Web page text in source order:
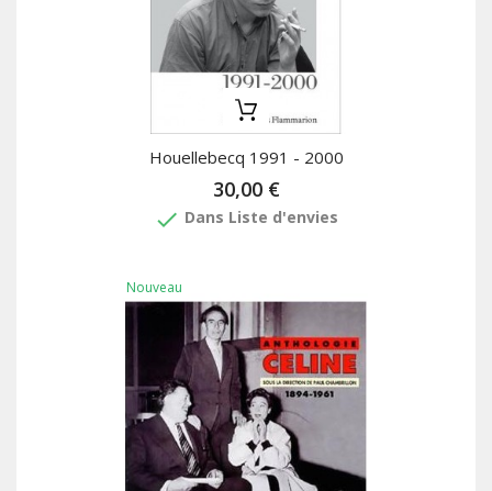
Houellebecq 1991 - 2000
30,00 €
done Dans Liste d'envies
Nouveau